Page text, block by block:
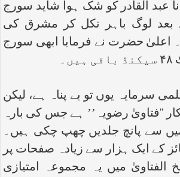
عبد القادر کو شک ہوا شاید سورج
بعد لوگ باہر نکل کر مشرق کی
اعلیٰ حضرت نے فرمایا ابھی سورج
سرمایہ یوں تو بے پناہ ہے، لیکن
‘‘فتاویٰ رضویہ’’ ہے جس کی بارہ
سے پانچ جلدیں چھپ چکی ہیں۔
کے ایک ہزار سے زیادہ صفحات پر
الفتاویٰ میں یہ مجموعہ امتیازی